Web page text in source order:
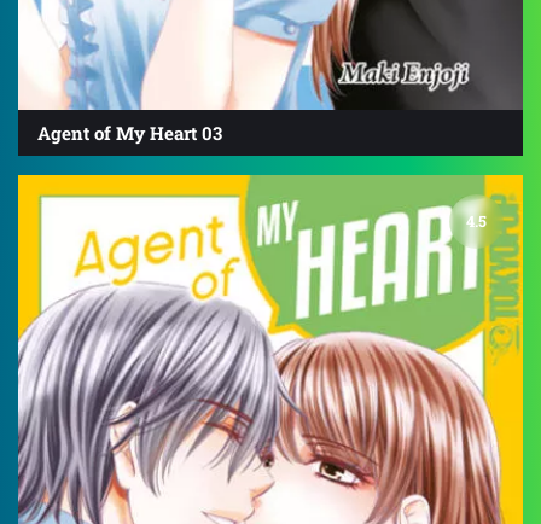
Agent of My Heart 03
4.5